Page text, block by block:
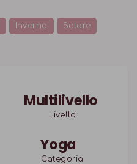
Inverno Solare
Multilivello
Livello
Yoga
Categoria